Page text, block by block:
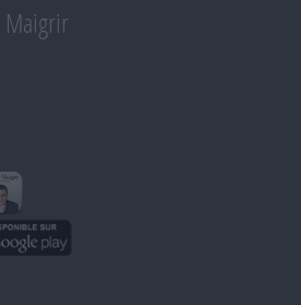
Maigrir